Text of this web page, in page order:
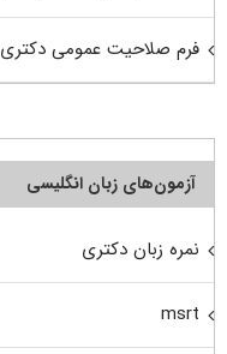
فرم صلاحیت عمومی دکتری
آزمون‌های زبان انگلیسی
نمره زبان دکتری
msrt